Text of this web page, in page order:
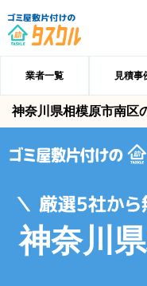
業者一覧 見積事
神奈川県相模原市南区
神奈川